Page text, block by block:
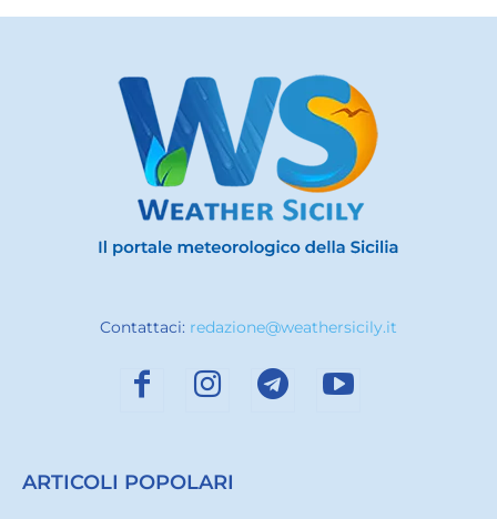
Contattaci: redazione@weathersicily.it
ARTICOLI POPOLARI